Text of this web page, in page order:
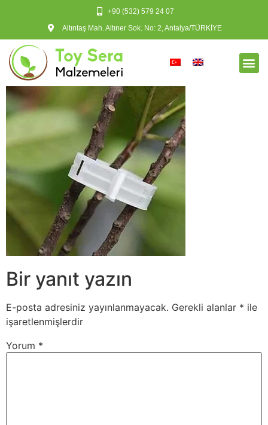
+90 (532) 579 24 07
Altıntaş Mah. Altıner Sok. No: 2, Antalya/TÜRKİYE
Bir yanıt yazın
E-posta adresiniz yayınlanmayacak. Gerekli alanlar * ile
işaretlenmişlerdir
Yorum *